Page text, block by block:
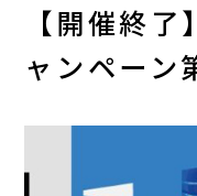
【開催終
ャンペーン